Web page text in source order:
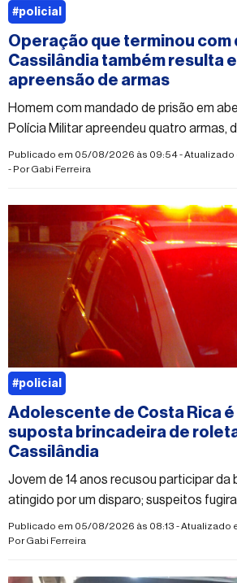
Operação que terminou com
Cassilândia também resulta
apreensão de armas
Homem com mandado de prisão em
Polícia Militar apreendeu quatro armas,
precisão
Publicado em 05/08/2026 às 09:54 -
- PorGabi Ferreira
#policial
Adolescente de Costa Rica
suposta brincadeira de
Cassilândia
Jovem de 14 anos recusou participar da
atingido por um disparo; suspeitos
da vítima
Publicado em 05/08/2026 às 08:13 - Atualizado
PorGabi Ferreira
#policial